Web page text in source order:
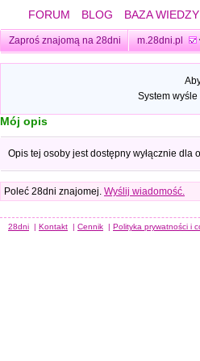
FORUM BLOG BAZA WIEDZY
Zaproś znajomą na 28dni m.28dni.pl
System
Mój opis
Opis tej osoby jest dostępny wyłącznie dla
Poleć 28dni znajomej. Wyślij wiadomość.
28dni | Kontakt | Cennik | Polityka prywatności i